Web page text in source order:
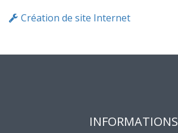
Création de site Internet
INFORMATIONS